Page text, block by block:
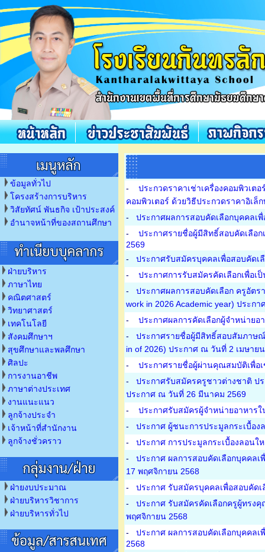
ข้อมูลทั่วไป
โครงสร้างการบริหาร
วิสัยทัศน์ พันธกิจ เป้าประสงค์
อำนาจหน้าที่ของสถานศึกษา
ฝ่ายบริหาร
ภาษาไทย
คณิตศาสตร์
วิทยาศาสตร์
เทคโนโลยี
สังคมศึกษาฯ
สุขศึกษาและพลศึกษา
ศิลปะ
การงานอาชีพ
ภาษาต่างประเทศ
งานแนะแนว
ลูกจ้างประจำ
เจ้าหน้าที่สำนักงาน
ลูกจ้างชั่วคราว
ฝ่ายงบประมาณ
ฝ่ายบริหารวิชาการ
ฝ่ายบริหารทั่วไป
-
ประกวดราคาเช่าเครื่องคอมพิวเ
คอมพิวเตอร์ ด้วยวิธีประกวดราคาอิเ
-
ประกาศผลการสอบคัดเลือกบุคคลเ
-
ประกาศรายชื่อผู้มีสิทธิ์สอบคัดเลือ
2569
-
ประกาศรับสมัครบุคคลเพื่อสอบคัดเ
-
ประกาศการรับสมัครคัดเลือกเพื่อ
-
ประกาศผลการสอบคัดเลือก ครูอัตร
work in 2026 Academic year) ประก
-
ประกาศผลการคัดเลือกผู้จำหน่ายอ
-
ประกาศรายชื่อผู้มีสิทธิ์สอบสัมภาษณ์
in of 2026) ประกาศ ณ วันที่ 2 เมษาย
-
ประกาศรายชื่อผู้ผ่านคุณสมบัติเพื่อ
-
ประกาศรับสมัครครูชาวต่างชาติ ปร
ประกาศ ณ วันที่ 26 มีนาคม 2569
-
ประกาศรับสมัครผู้จำหน่ายอาหาร
-
ประกาศ ผู้ชนะการประมูลกระเบื้อ
-
ประกาศ การประมูลกระเบื้องลอน
-
ประกาศ ผลการสอบคัดเลือกบุคคล
17 พฤศจิกายน 2568
-
ประกาศ รับสมัครบุคคลเพื่อสอบคัด
-
ประกาศ รับสมัครคัดเลือกครูผู้ทร
พฤศจิกายน 2568
-
ประกาศ ผลการสอบคัดเลือกบุคคล
2568